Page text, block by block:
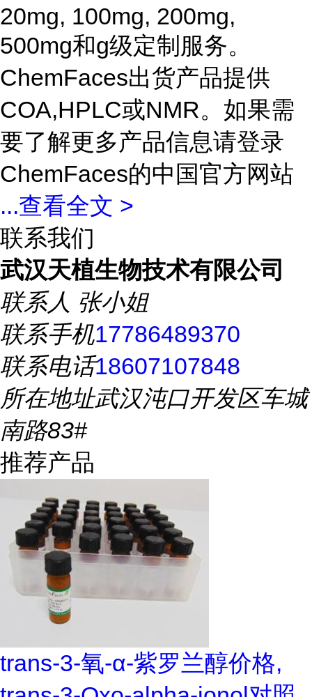
20mg, 100mg, 200mg,
500mg和g级定制服务。
ChemFaces出货产品提供
COA,HPLC或NMR。如果需
要了解更多产品信息请登录
ChemFaces的中国官方网站
...查看全文 >
联系我们
武汉天植生物技术有限公司
联系人 张小姐
联系手机17786489370
联系电话18607107848
所在地址武汉沌口开发区车城
南路83#
推荐产品
trans-3-氧-α-紫罗兰醇价格,